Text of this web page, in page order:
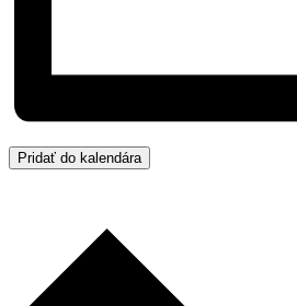
Pridať do kalendára